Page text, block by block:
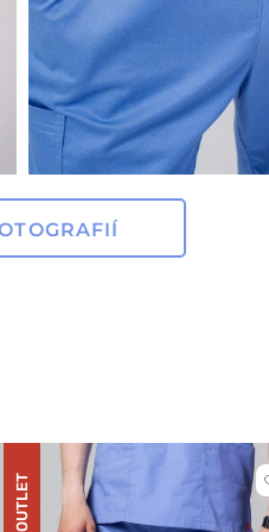
OUTLET